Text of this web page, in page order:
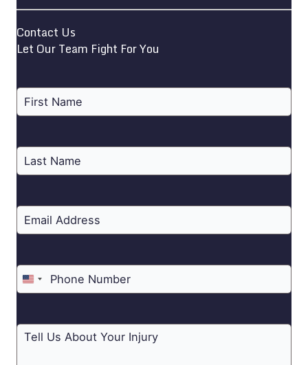
Contact Us
Let Our Team Fight For You
United
States